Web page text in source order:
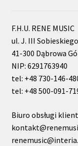
F.H.U. RENE MUSIC
ul. J. III
41-300 Dąbrowa
NIP: 6291763940
tel: +48 730-146-
tel: +48 500-091-
Biuro obsługi